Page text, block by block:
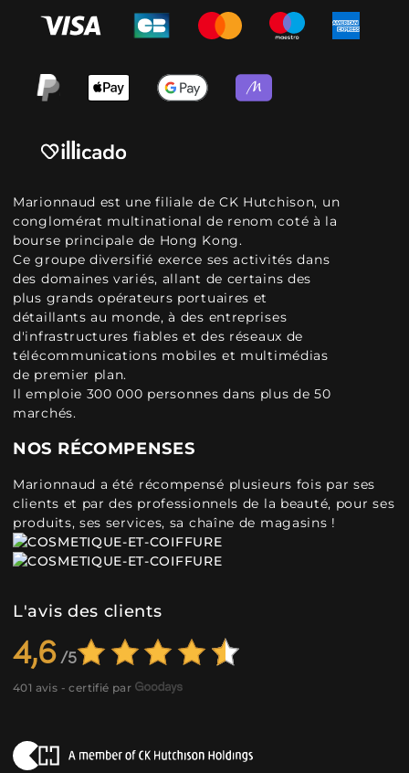
Marionnaud est une filiale de CK Hutchison, un
conglomérat multinational de renom coté à la
bourse principale de Hong Kong.
Ce groupe diversifié exerce ses activités dans
des domaines variés, allant de certains des
plus grands opérateurs portuaires et
détaillants au monde, à des entreprises
d'infrastructures fiables et des réseaux de
télécommunications mobiles et multimédias
de premier plan.
Il emploie 300 000 personnes dans plus de 50
marchés.
NOS RÉCOMPENSES
Marionnaud a été récompensé plusieurs fois par ses
clients et par des professionnels de la beauté, pour ses
produits, ses services, sa chaîne de magasins !
L'avis des clients
4,6
401 avis - certifié par